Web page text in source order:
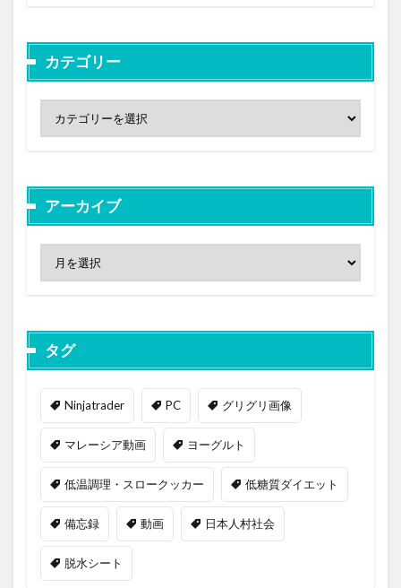
カテゴリー
アーカイブ
タグ
Ninjatrader PC グリグリ画像
マレーシア動画 ヨーグルト
低温調理・スロークッカー 低糖質ダイエット
備忘録 動画 日本人村社会
脱水シート